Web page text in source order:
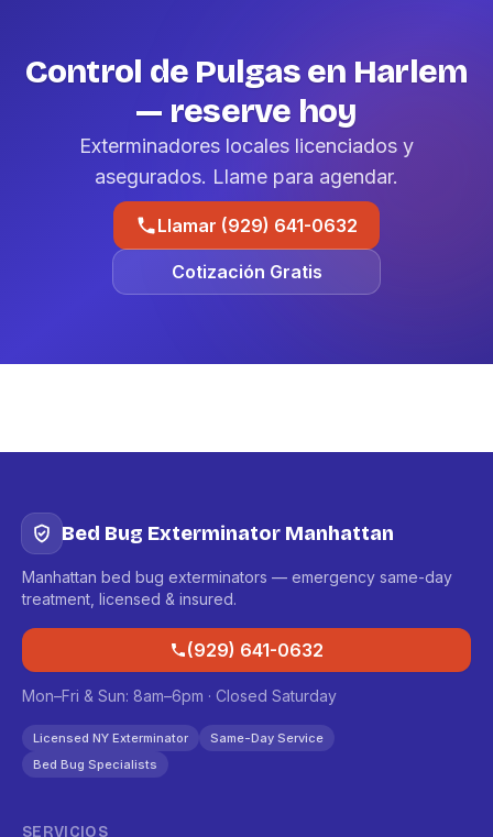
Control de Pulgas en Harlem
— reserve hoy
Exterminadores locales licenciados y
asegurados. Llame para agendar.
Llamar (929) 641-0632
Cotización Gratis
Bed Bug Exterminator Manhattan
Manhattan bed bug exterminators — emergency same-day
treatment, licensed & insured.
(929) 641-0632
Mon–Fri & Sun: 8am–6pm · Closed Saturday
Licensed NY Exterminator
Same-Day Service
Bed Bug Specialists
SERVICIOS